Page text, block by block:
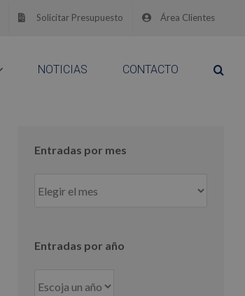
Solicitar Presupuesto Área Clientes
NOTICIAS CONTACTO
Entradas por mes
por
Entradas por año